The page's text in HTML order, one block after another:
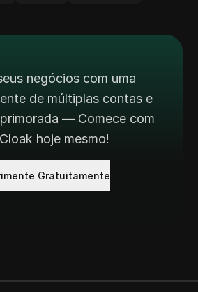
negócios com uma
de múltiplas contas e
— Comece com
hoje mesmo!
Gratuitamente